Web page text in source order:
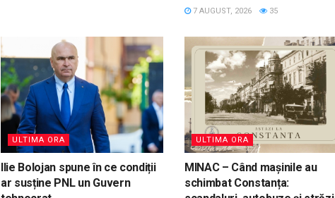
7 AUGUST, 2026 35
ULTIMA ORA
Ilie Bolojan spune în ce condiții
ar susține PNL un Guvern
ULTIMA ORA
MINAC – Când mașinile au
schimbat Constanța: